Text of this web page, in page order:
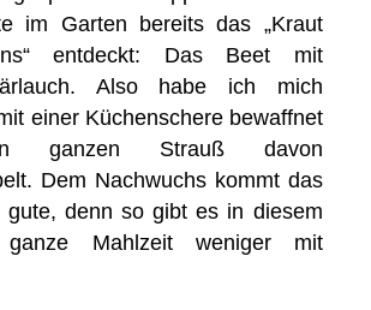
im Garten bereits das „Kraut
entdeckt: Das Beet mit
Also habe ich mich
einer Küchenschere bewaffnet
ganzen Strauß davon
Dem Nachwuchs kommt das
gute, denn so gibt es in diesem
Mahlzeit weniger mit